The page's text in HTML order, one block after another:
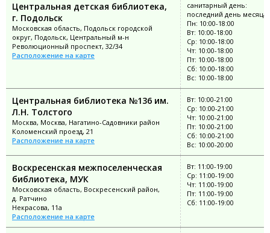
Центральная детская библиотека,
г. Подольск
Московская область, Подольск городской
округ, Подольск, Центральный м-н
Революционный проспект, 32/34
Расположение на карте
санитарный день:
последний день месяца
Пн: 10:00-18:00
Вт: 10:00-18:00
Ср: 10:00-18:00
Чт: 10:00-18:00
Пт: 10:00-18:00
Сб: 10:00-18:00
Вс: 10:00-18:00
Центральная библиотека №136 им.
Л.Н. Толстого
Москва, Москва, Нагатино-Садовники район
Коломенский проезд, 21
Расположение на карте
Вт: 10:00-21:00
Ср: 10:00-21:00
Чт: 10:00-21:00
Пт: 10:00-21:00
Сб: 10:00-21:00
Вс: 10:00-20:00
Воскресенская межпоселенческая
библиотека, МУК
Московская область, Воскресенский район,
д. Ратчино
Некрасова, 11а
Расположение на карте
Вт: 11:00-19:00
Ср: 11:00-19:00
Чт: 11:00-19:00
Пт: 11:00-19:00
Сб: 11:00-19:00